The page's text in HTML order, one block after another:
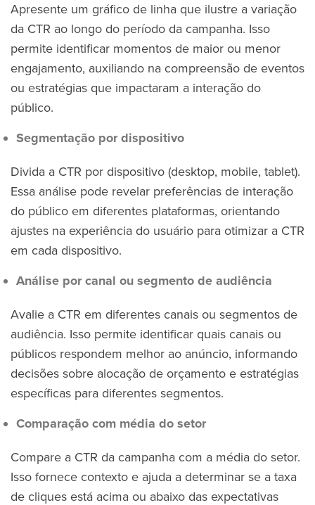
Apresente um gráfico de linha que ilustre a variação
da CTR ao longo do período da campanha. Isso
permite identificar momentos de maior ou menor
engajamento, auxiliando na compreensão de eventos
ou estratégias que impactaram a interação do
público.
Segmentação por dispositivo
Divida a CTR por dispositivo (desktop, mobile, tablet).
Essa análise pode revelar preferências de interação
do público em diferentes plataformas, orientando
ajustes na experiência do usuário para otimizar a CTR
em cada dispositivo.
Análise por canal ou segmento de audiência
Avalie a CTR em diferentes canais ou segmentos de
audiência. Isso permite identificar quais canais ou
públicos respondem melhor ao anúncio, informando
decisões sobre alocação de orçamento e estratégias
específicas para diferentes segmentos.
Comparação com média do setor
Compare a CTR da campanha com a média do setor.
Isso fornece contexto e ajuda a determinar se a taxa
de cliques está acima ou abaixo das expectativas